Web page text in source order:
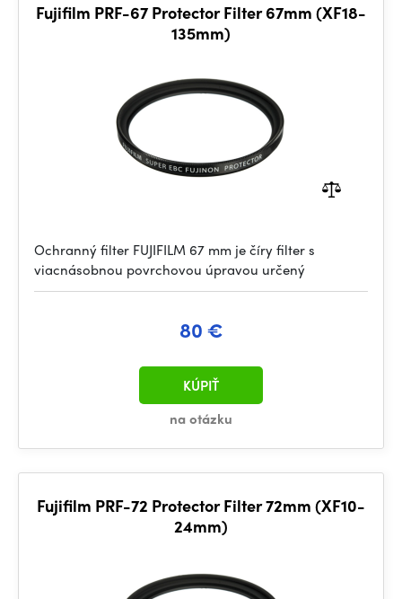
Fujifilm PRF-67 Protector Filter 67mm (XF18-
135mm)
Ochranný filter FUJIFILM 67 mm je číry filter s
viacnásobnou povrchovou úpravou určený
80 €
na otázku
KÚPIŤ
Fujifilm PRF-72 Protector Filter 72mm (XF10-
24mm)